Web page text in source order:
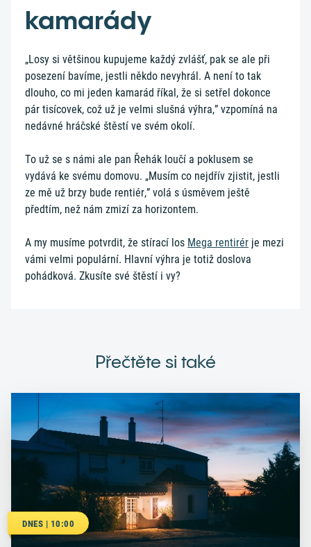
kamarády
„Losy si většinou kupujeme každý zvlášť, pak se ale při
posezení bavíme, jestli někdo nevyhrál. A není to tak
dlouho, co mi jeden kamarád říkal, že si setřel dokonce
pár tisícovek, což už je velmi slušná výhra,” vzpomíná na
nedávné hráčské štěstí ve svém okolí.
To už se s námi ale pan Řehák loučí a poklusem se
vydává ke svému domovu. „Musím co nejdřív zjistit, jestli
ze mě už brzy bude rentiér,” volá s úsměvem ještě
předtím, než nám zmizí za horizontem.
A my musíme potvrdit, že stírací los Mega rentirér je mezi
vámi velmi populární. Hlavní výhra je totiž doslova
pohádková. Zkusíte své štěstí i vy?
Přečtěte si také
DNES | 10:00